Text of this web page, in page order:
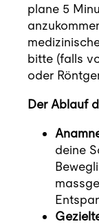
plane 5
bitte (falls
oder
Der Ablauf
deine